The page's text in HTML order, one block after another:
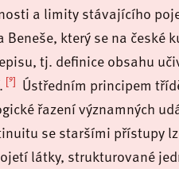
a limity stávajícího
Beneše, který se na české
tj. definice obsahu
. [9] Ústředním principem
řazení významných
se staršími přístupy
látky, strukturované